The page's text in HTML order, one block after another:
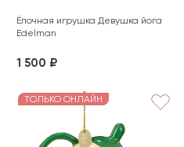
Ёлочная игрушка Девушка йога
Edelman
1 500 ₽
ТОЛЬКО ОНЛАЙН